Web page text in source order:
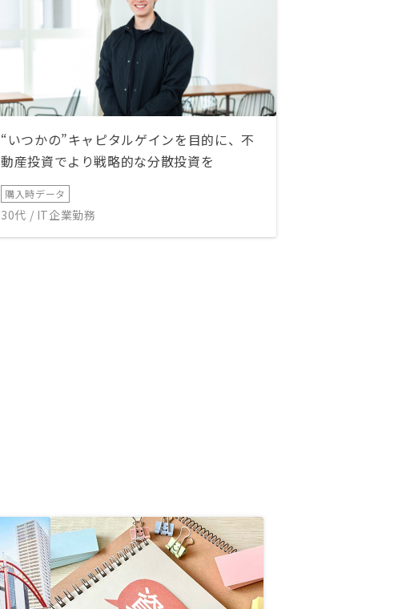
“いつかの”キャピタルゲインを目的に、不
動産投資でより戦略的な分散投資を
購入時データ
30代 / IT企業勤務